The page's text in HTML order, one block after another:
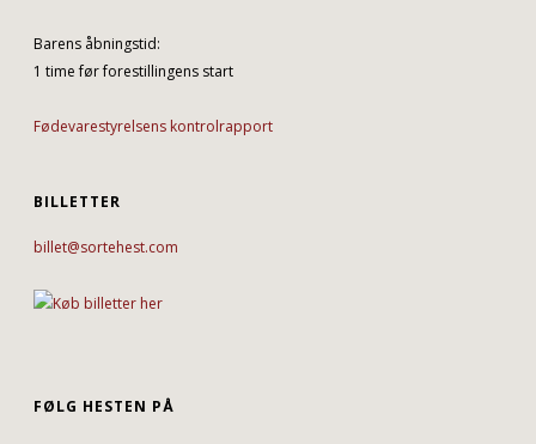
Barens åbningstid:
1 time før forestillingens start
Fødevarestyrelsens kontrolrapport
BILLETTER
billet@sortehest.com
FØLG HESTEN PÅ